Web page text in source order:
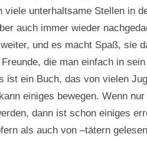
viele unterhaltsame Stellen in
auch immer wieder
und es macht Spaß, sie
Freunde, die man einfach in
ist ein Buch, das von vielen
einiges bewegen. Wenn
dann ist schon einiges
als auch von –tätern